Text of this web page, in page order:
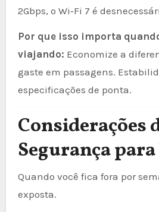
2Gbps, o Wi‑Fi 7 é
Por que isso importa
viajando: Economize a
gaste em passagens.
especificações de ponta.
Considerações
Segurança
Quando você fica fora por
exposta.